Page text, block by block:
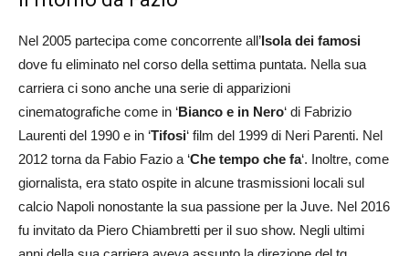
Nel 2005 partecipa come concorrente all’Isola dei famosi
dove fu eliminato nel corso della settima puntata. Nella sua
carriera ci sono anche una serie di apparizioni
cinematografiche come in ‘Bianco e in Nero‘ di Fabrizio
Laurenti del 1990 e in ‘Tifosi‘ film del 1999 di Neri Parenti. Nel
2012 torna da Fabio Fazio a ‘Che tempo che fa‘. Inoltre, come
giornalista, era stato ospite in alcune trasmissioni locali sul
calcio Napoli nonostante la sua passione per la Juve. Nel 2016
fu invitato da Piero Chiambretti per il suo show. Negli ultimi